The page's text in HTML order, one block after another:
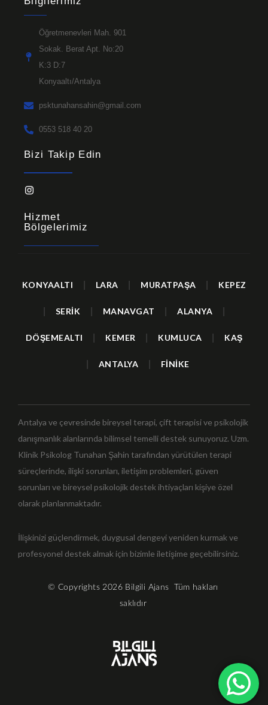
Öğretmenevleri Mah. 901
Sokak. Berat Apt. No:20
K:3 D:7
Konyaaltı/Antalya
psktunahansahin@gmail.com
0553 518 40 20
Bizi Takip Edin
Hizmet
Bölgelerimiz
KONYAALTI LARA MURATPAŞA KEPEZ
SERİK MANAVGAT ALANYA
DÖŞEMEALTI KEMER KUMLUCA KAŞ
ANTALYA FİNİKE
Antalya ve çevresinde bireysel terapi, çift terapisi ve psikolojik
danışmanlık alanlarında bilimsel temelli destek sunuyoruz. Uzm.
Klinik Psikolog Tunahan Şahin tarafından yürütülen terapi
süreçlerinde, ilişki sorunları, iletişim problemleri, güven
sorunları ve bireysel psikolojik destek ihtiyaçları kişiye özel
olarak planlanmaktadır.
İlişkinizi güçlendirmek, duygusal dengeyi yeniden kurmak ve
profesyonel destek almak için bizimle iletişime geçebilirsiniz.
© Copyrights 2026 Bilgili Ajans Tüm hakları
saklıdır